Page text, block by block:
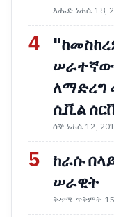
እሑድ ነሐሴ 18,
4
ለማድረግ
ሲቪል
ሰኞ ነሐሴ 12,
5
ከራሱ
ሠራዊት
ቅዳሜ ጥቅምት